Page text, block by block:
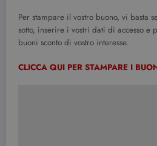
Per stampare il vostro buono, vi basta
sotto, inserire i vostri dati di accesso e
buoni sconto di vostro interesse.
CLICCA QUI PER STAMPARE I